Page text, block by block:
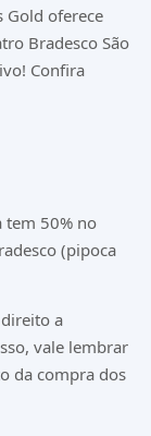
Gold oferece
Bradesco São
Confira
tem 50% no
(pipoca
a
vale lembrar
da compra dos